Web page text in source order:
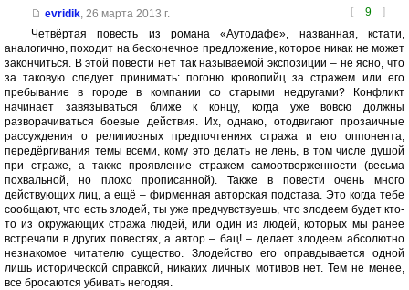
[ 9 ]
evridik, 26 марта 2013 г.
Четвёртая повесть из романа «Аутодафе», названная, кстати,
аналогично, походит на бесконечное предложение, которое никак не может
закончиться. В этой повести нет так называемой экспозиции – не ясно, что
за таковую следует принимать: погоню кровопийц за стражем или его
пребывание в городе в компании со старыми недругами? Конфликт
начинает завязываться ближе к концу, когда уже вовсю должны
разворачиваться боевые действия. Их, однако, отодвигают прозаичные
рассуждения о религиозных предпочтениях стража и его оппонента,
передёргивания темы всеми, кому это делать не лень, в том числе душой
при страже, а также проявление стражем самоотверженности (весьма
похвальной, но плохо прописанной). Также в повести очень много
действующих лиц, а ещё – фирменная авторская подстава. Это когда тебе
сообщают, что есть злодей, ты уже предчувствуешь, что злодеем будет кто-
то из окружающих стража людей, или один из людей, которых мы ранее
встречали в других повестях, а автор – бац! – делает злодеем абсолютно
незнакомое читателю существо. Злодейство его оправдывается одной
лишь исторической справкой, никаких личных мотивов нет. Тем не менее,
все бросаются убивать негодяя.